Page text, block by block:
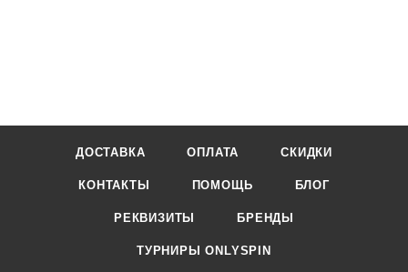
ДОСТАВКА ОПЛАТА СКИДКИ
КОНТАКТЫ ПОМОЩЬ БЛОГ
РЕКВИЗИТЫ БРЕНДЫ
ТУРНИРЫ ONLYSPIN